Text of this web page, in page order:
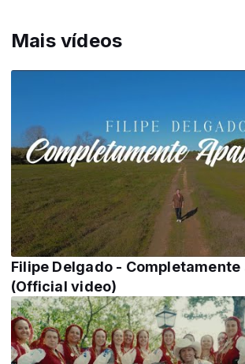
Mais vídeos
Filipe Delgado - Completamente
(Official video)